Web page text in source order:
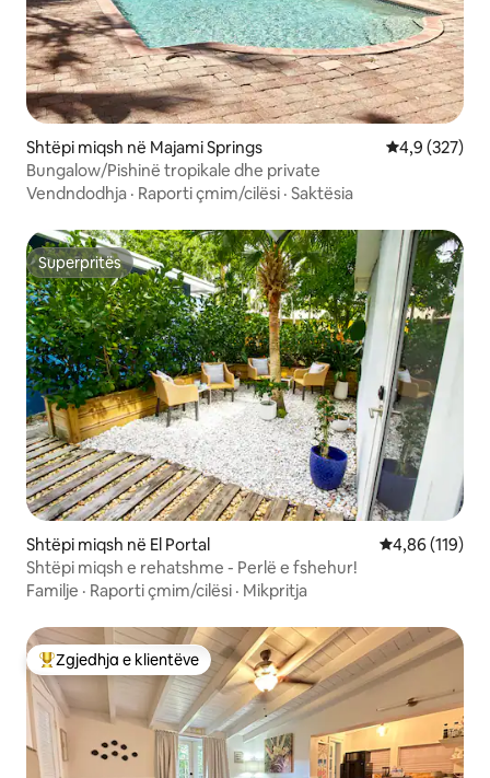
Shtëpi miqsh në Majami Springs Vlerësimi
4,9 (327)
Bungalow/Pishinë tropikale dhe private
Vendndodhja · Raporti çmim/cilësi · Saktësia
Superpritës
Superpritës
Shtëpi miqsh në El Portal Vlerësimi
4,86 (119)
Shtëpi miqsh e rehatshme - Perlë e fshehur!
Familje · Raporti çmim/cilësi · Mikpritja
Më të mirat e zgjedhjeve të klientëve
Zgjedhja e klientëve